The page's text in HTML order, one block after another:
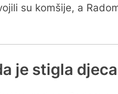
su komšije, a
je stigla